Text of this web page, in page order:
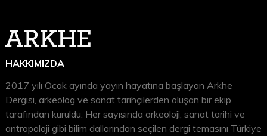
Arkhe Arkeoloji Dergisi
HAKKIMIZDA
2017 yılı Ocak ayında yayın hayatına başlayan Arkhe
Dergisi, arkeolog ve sanat tarihçilerden oluşan bir ekip
tarafından kuruldu. Her sayısında arkeoloji, sanat tarihi ve
antropoloji gibi bilim dallarından seçilen dergi temasını Türkiye